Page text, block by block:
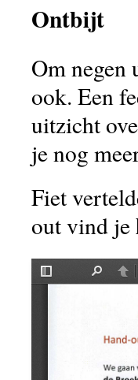
Ontbijt
Om negen
ook. Een
uitzicht
je nog
Fiet
out vind je